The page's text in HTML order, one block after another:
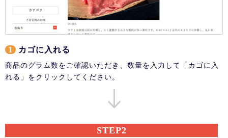
1 カゴに入れる
商品のグラム数をご確認いただき、数量を入力して「カゴに入
れる」をクリックしてください。
STEP2